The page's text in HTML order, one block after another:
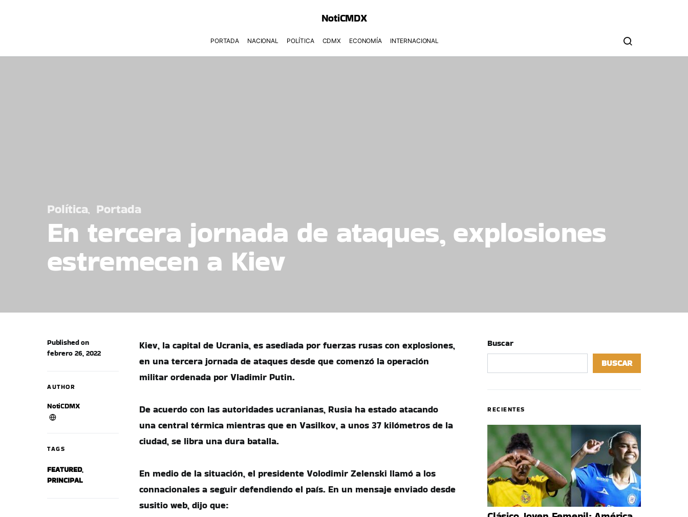
NotiCMDX
PORTADA NACIONAL POLÍTICA CDMX ECONOMÍA INTERNACIONAL
Política Portada
En tercera jornada de ataques, explosiones
estremecen a Kiev
Published on
febrero 26, 2022
AUTHOR
NotiCDMX
TAGS
FEATURED,
PRINCIPAL
Kiev, la capital de Ucrania, es asediada por fuerzas rusas con explosiones,
en una tercera jornada de ataques desde que comenzó la operación
militar ordenada por Vladimir Putin.
De acuerdo con las autoridades ucranianas, Rusia ha estado atacando
una central térmica mientras que en Vasilkov, a unos 37 kilómetros de la
ciudad, se libra una dura batalla.
En medio de la situación, el presidente Volodimir Zelenski llamó a los
connacionales a seguir defendiendo el país. En un mensaje enviado desde
susitio web, dijo que:
Buscar
BUSCAR
RECIENTES